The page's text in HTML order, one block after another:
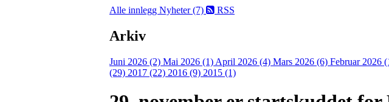
Alle innlegg Nyheter (7) RSS
Arkiv
Juni 2026 (2) Mai 2026 (1) April 2026 (4) Mars 2026 (6) Februar 2026
(29) 2017 (22) 2016 (9) 2015 (1)